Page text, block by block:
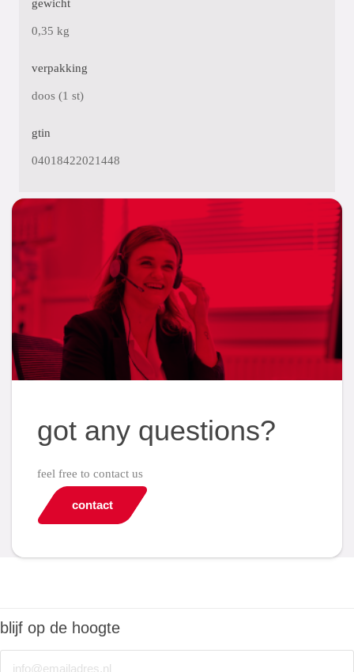
gewicht
0,35 kg
verpakking
doos (1 st)
gtin
04018422021448
got any questions?
feel free to contact us
contact
blijf op de hoogte